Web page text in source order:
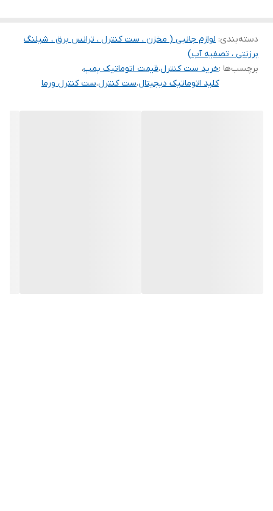
دسته‌بندی: لوازم جانبی ( مخزن ، ست کنترل ، ترانس برق ، شیلنگ
برزنتی ، تصفیه آب)
برچسب‌ها :خرید ست کنترل،قیمت اتوماتیک پمپ،
کلید اتوماتیک دیجیتال،ست کنترل،ست کنترل ورما